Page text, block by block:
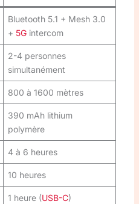
Bluetooth 5.1 + Mesh 3.0
+ 5Gintercom
2-4 personnes
simultanément
800 à 1600 mètres
390 mAh lithium
polymère
4 à 6 heures
10 heures
1 heure (USB-C)